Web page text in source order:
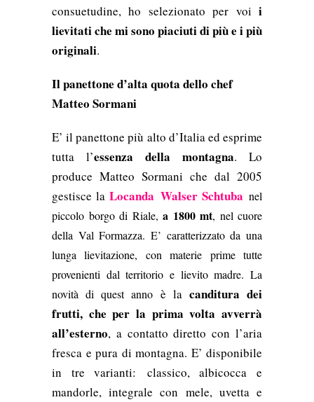
consuetudine, ho selezionato per voi i
lievitati che mi sono piaciuti di più e i più
originali.
Il panettone d’alta quota dello chef
Matteo Sormani
E’ il panettone più alto d’Italia ed esprime
tutta l’essenza della montagna. Lo
produce Matteo Sormani che dal 2005
gestisce laLocanda Walser Schtuba nel
piccolo borgo di Riale, a 1800 mt, nel cuore
della Val Formazza. E’ caratterizzato da una
lunga lievitazione, con materie prime tutte
provenienti dal territorio e lievito madre. La
novità di quest anno è la canditura dei
frutti, che per la prima volta avverrà
all’esterno, a contatto diretto con l’aria
fresca e pura di montagna. E’ disponibile
in tre varianti: classico, albicocca e
mandorle, integrale con mele, uvetta e